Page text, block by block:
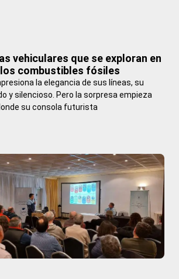
vehiculares que se exploran en
combustibles fósiles
la elegancia de sus líneas, su
y silencioso. Pero la sorpresa empieza
su consola futurista